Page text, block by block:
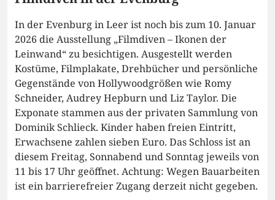
In der Evenburg in Leer ist noch bis zum 10. Januar
2026 die Ausstellung „Filmdiven – Ikonen der
Leinwand“ zu besichtigen. Ausgestellt werden
Kostüme, Filmplakate, Drehbücher und persönliche
Gegenstände von Hollywoodgrößen wie Romy
Schneider, Audrey Hepburn und Liz Taylor. Die
Exponate stammen aus der privaten Sammlung von
Dominik Schlieck. Kinder haben freien Eintritt,
Erwachsene zahlen sieben Euro. Das Schloss ist an
diesem Freitag, Sonnabend und Sonntag jeweils von
11 bis 17 Uhr geöffnet. Achtung: Wegen Bauarbeiten
ist ein barrierefreier Zugang derzeit nicht gegeben.